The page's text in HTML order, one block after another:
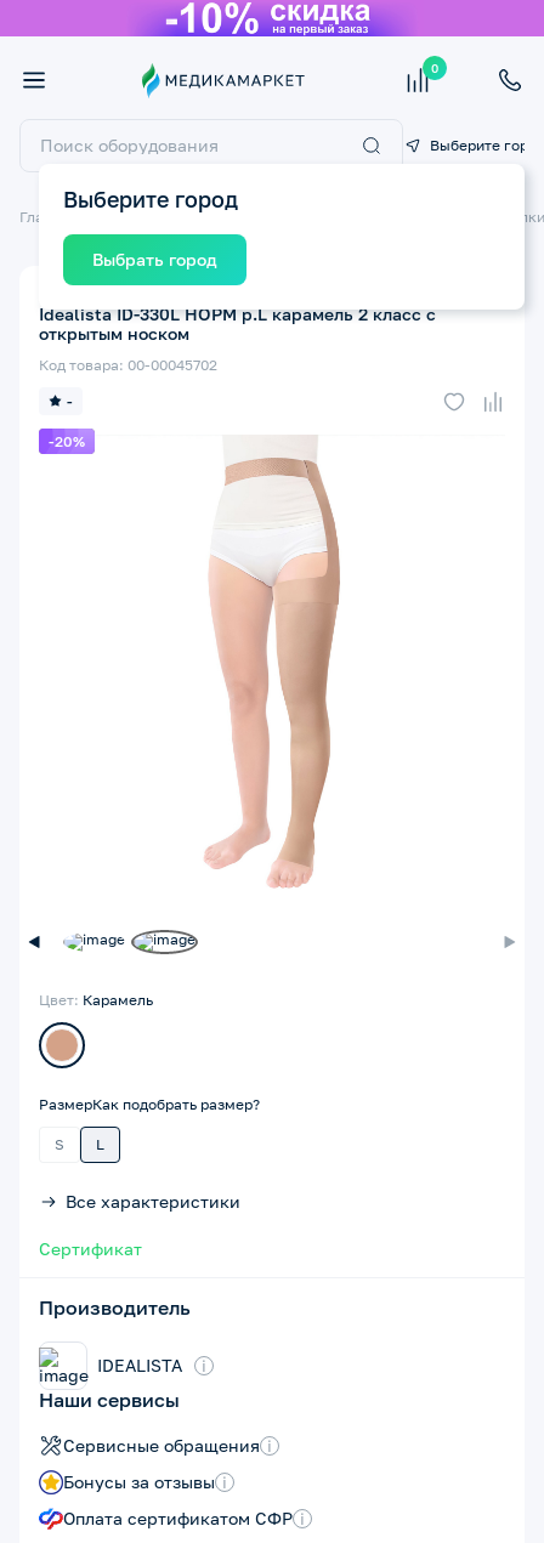
0
Выберите город
Выберите город
Выбрать город
Главная Компрессионный трикотаж
-20%
-
Код товара: 00-00045702
Idealista ID-330L НОРМ р.L карамель 2 класс с
открытым носком
Цвет: Карамель
РазмерКак подобрать размер?
S L
Все характеристики
Сертификат
Производитель
IDEALISTA i
Наши сервисы
Сервисные обращения i
Бонусы за отзывы i
Оплата сертификатом СФР i